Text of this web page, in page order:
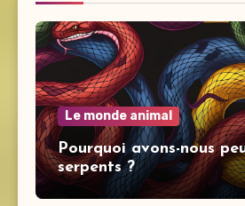
Le monde animal
Pourquoi avons-nous
serpents ?